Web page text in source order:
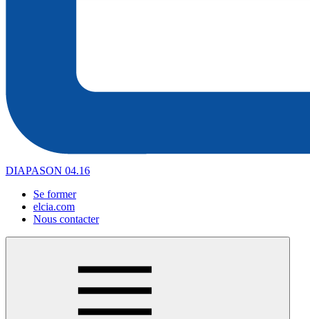
DIAPASON 04.16
Se former
elcia.com
Nous contacter